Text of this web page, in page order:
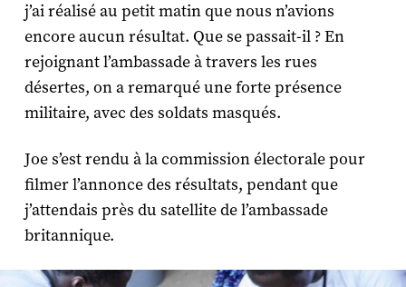
j’ai réalisé au petit matin que nous n’avions
encore aucun résultat. Que se passait-il ? En
rejoignant l’ambassade à travers les rues
désertes, on a remarqué une forte présence
militaire, avec des soldats masqués.
Joe s’est rendu à la commission électorale pour
filmer l’annonce des résultats, pendant que
j’attendais près du satellite de l’ambassade
britannique.